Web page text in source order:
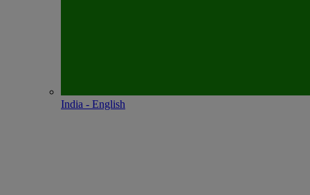
India - English